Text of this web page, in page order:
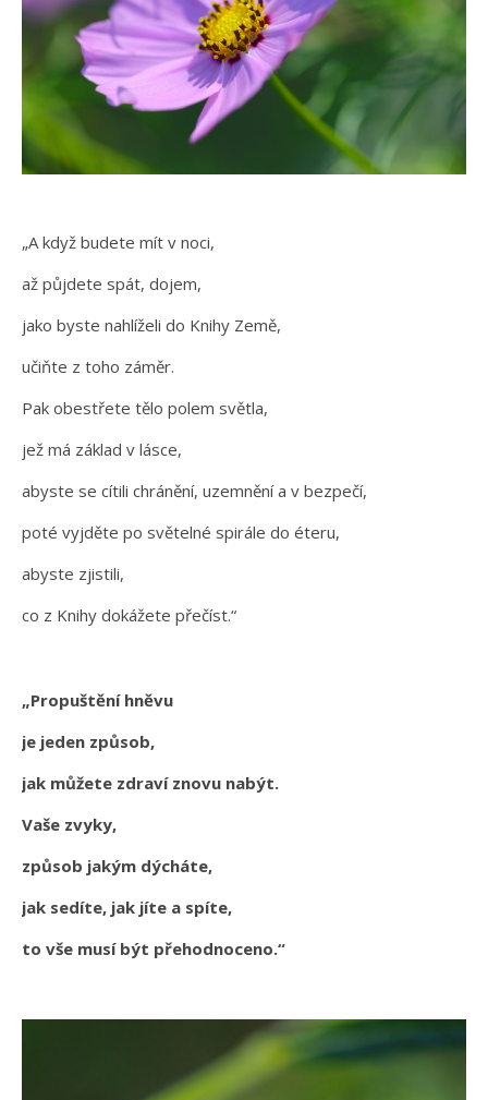
„A když budete mít v noci,
až půjdete spát, dojem,
jako byste nahlíželi do Knihy Země,
učiňte z toho záměr.
Pak obestřete tělo polem světla,
jež má základ v lásce,
abyste se cítili chránění, uzemnění a v bezpečí,
poté vyjděte po světelné spirále do éteru,
abyste zjistili,
co z Knihy dokážete přečíst.“
„Propuštění hněvu
je jeden způsob,
jak můžete zdraví znovu nabýt.
Vaše zvyky,
způsob jakým dýcháte,
jak sedíte, jak jíte a spíte,
to vše musí být přehodnoceno.“